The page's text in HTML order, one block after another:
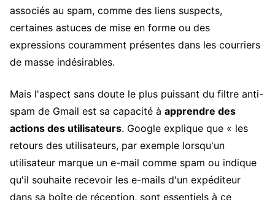
associés au spam, comme des liens suspects,
certaines astuces de mise en forme ou des
expressions couramment présentes dans les courriers
de masse indésirables.
Mais l'aspect sans doute le plus puissant du filtre anti-
spam de Gmail est sa capacité à apprendre des
actions des utilisateurs. Google explique que « les
retours des utilisateurs, par exemple lorsqu'un
utilisateur marque un e-mail comme spam ou indique
qu'il souhaite recevoir les e-mails d'un expéditeur
dans sa boîte de réception, sont essentiels à ce